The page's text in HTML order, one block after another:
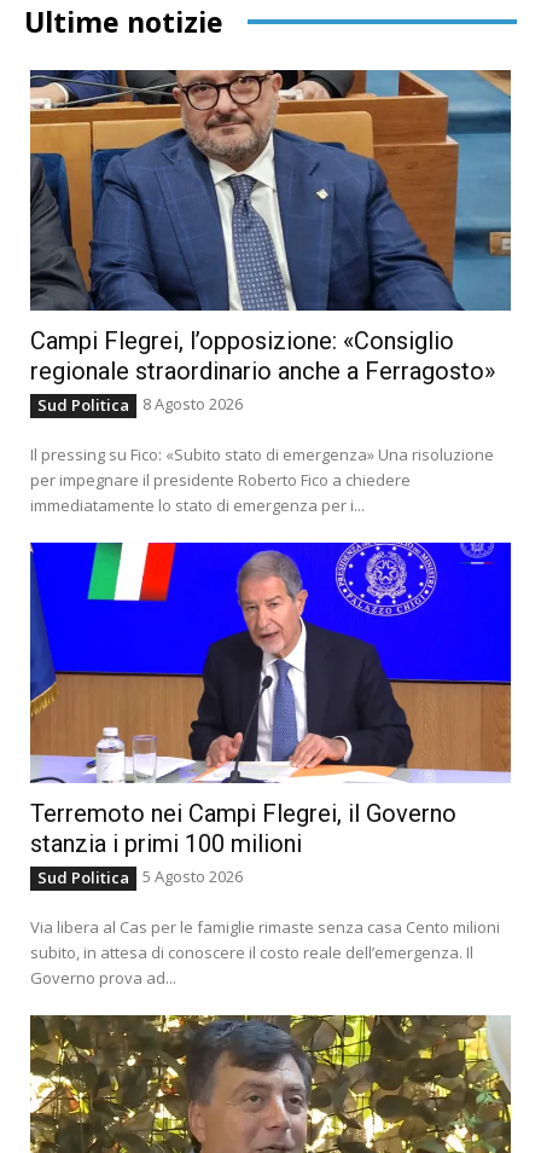
Ultime notizie
Campi Flegrei, l’opposizione: «Consiglio
regionale straordinario anche a Ferragosto»
Sud Politica 8 Agosto 2026
Il pressing su Fico: «Subito stato di emergenza» Una risoluzione
per impegnare il presidente Roberto Fico a chiedere
immediatamente lo stato di emergenza per i...
Terremoto nei Campi Flegrei, il Governo
stanzia i primi 100 milioni
Sud Politica 5 Agosto 2026
Via libera al Cas per le famiglie rimaste senza casa Cento milioni
subito, in attesa di conoscere il costo reale dell’emergenza. Il
Governo prova ad...